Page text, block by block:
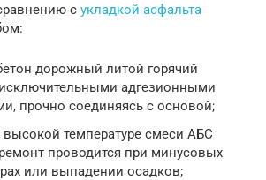
с укладкой асфальта
дорожный литой горячий
адгезионными
прочно соединяясь с основой;
высокой температуре смеси АБС
проводится при минусовых
или выпадении осадков;